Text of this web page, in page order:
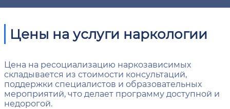
Цены на услуги наркологии
Цена на ресоциализацию наркозависимых
складывается из стоимости консультаций,
поддержки специалистов и образовательных
мероприятий, что делает программу доступной и
недорогой.